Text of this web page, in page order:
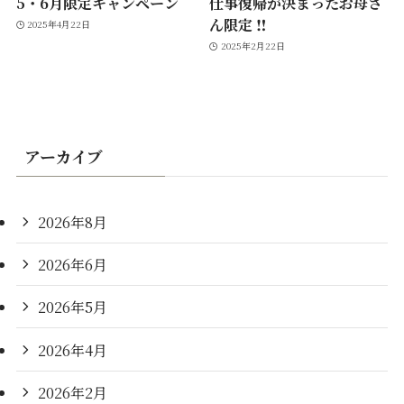
2025年4月22日
ん限定 ‼︎
2025年2月22日
アーカイブ
2026年8月
2026年6月
2026年5月
2026年4月
2026年2月